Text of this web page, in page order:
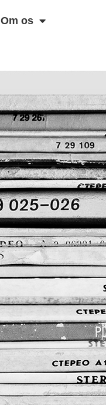
Om os